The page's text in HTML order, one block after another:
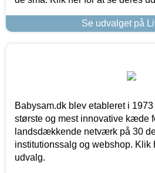
Se udvalget på
Babysam.dk blev etableret i
største og mest innovative kæde
landsdækkende netværk på 30
institutionssalg og webshop. Klik
udvalg.